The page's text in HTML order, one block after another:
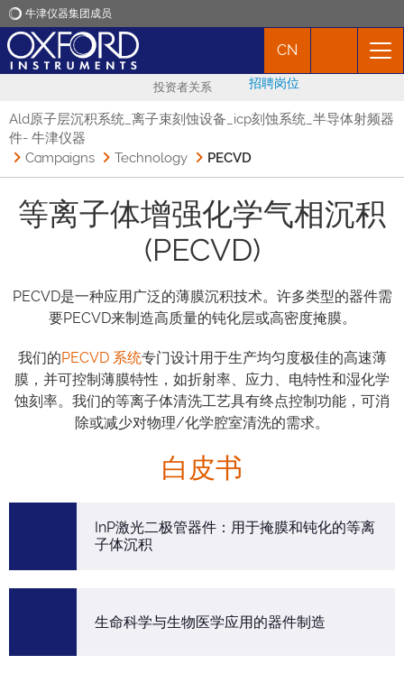
牛津仪器集团成员
产品
新闻
联络我们
CN
投资者关系 招聘岗位
Ald原子层沉积系统_离子束刻蚀设备_icp刻蚀系统_半导体射频器
件- 牛津仪器
Campaigns
Technology PECVD
等离子体增强化学气相沉积
(PECVD)
PECVD是一种应用广泛的薄膜沉积技术。许多类型的器件需
要PECVD来制造高质量的钝化层或高密度掩膜。
我们的PECVD 系统专门设计用于生产均匀度极佳的高速薄
膜，并可控制薄膜特性，如折射率、应力、电特性和湿化学
蚀刻率。我们的等离子体清洗工艺具有终点控制功能，可消
除或减少对物理/化学腔室清洗的需求。
白皮书
InP激光二极管器件：用于掩膜和钝化的等离
子体沉积
生命科学与生物医学应用的器件制造